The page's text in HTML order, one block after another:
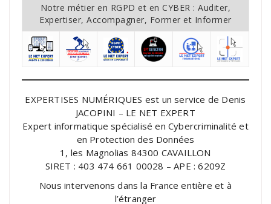
Notre métier en RGPD et en CYBER : Auditer,
Expertiser, Accompagner, Former et Informer
EXPERTISES NUMÉRIQUES est un service de Denis
JACOPINI – LE NET EXPERT
Expert informatique spécialisé en Cybercriminalité et
en Protection des Données
1, les Magnolias 84300 CAVAILLON
SIRET : 403 474 661 00028 – APE : 6209Z
Nous intervenons dans la France entière et à
l’étranger